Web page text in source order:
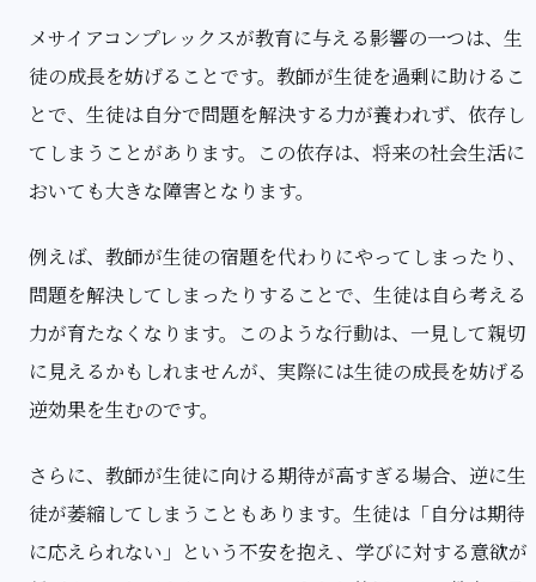
メサイアコンプレックスが教育に与える影響の一つは、生
徒の成長を妨げることです。教師が生徒を過剰に助けるこ
とで、生徒は自分で問題を解決する力が養われず、依存し
てしまうことがあります。この依存は、将来の社会生活に
おいても大きな障害となります。
例えば、教師が生徒の宿題を代わりにやってしまったり、
問題を解決してしまったりすることで、生徒は自ら考える
力が育たなくなります。このような行動は、一見して親切
に見えるかもしれませんが、実際には生徒の成長を妨げる
逆効果を生むのです。
さらに、教師が生徒に向ける期待が高すぎる場合、逆に生
徒が萎縮してしまうこともあります。生徒は「自分は期待
に応えられない」という不安を抱え、学びに対する意欲が